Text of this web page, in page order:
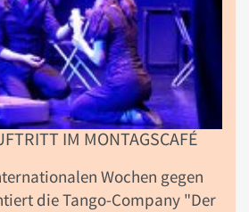
IM MONTAGSCAFÉ
Wochen gegen
die Tango-Company "Der